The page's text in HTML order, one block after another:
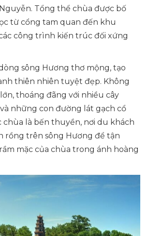
Tổng thể chùa được bố
từ cổng tam quan đến khu
công trình kiến trúc đối xứng
sông Hương thơ mộng, tạo
thiên nhiên tuyệt đẹp. Không
thoáng đãng với nhiều cây
những con đường lát gạch cổ
chùa là bến thuyền, nơi du khách
rồng trên sông Hương để tận
mặc của chùa trong ánh hoàng